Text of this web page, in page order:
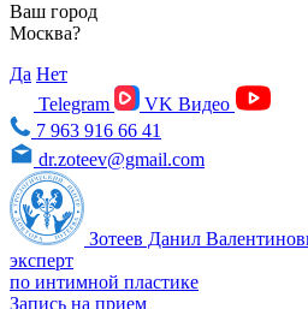
Ваш город
Москва?
Да Нет
Telegram
VK Видео
7 963 916 66 41
dr.zoteev@gmail.com
Зотеев Данил
эксперт
по интимной пластике
Запись на прием